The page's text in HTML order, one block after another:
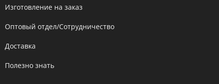
Изготовление на заказ
Оптовый отдел/Сотрудничество
Доставка
Полезно знать